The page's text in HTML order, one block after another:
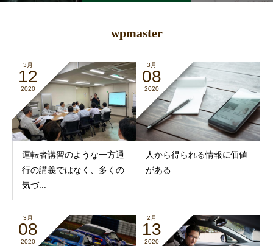
wpmaster
3月
12
2020
運転者講習のような一方通
行の講義ではなく、多くの
気づ...
3月
08
2020
人から得られる情報に価値
がある
3月
08
2020
2月
13
2020